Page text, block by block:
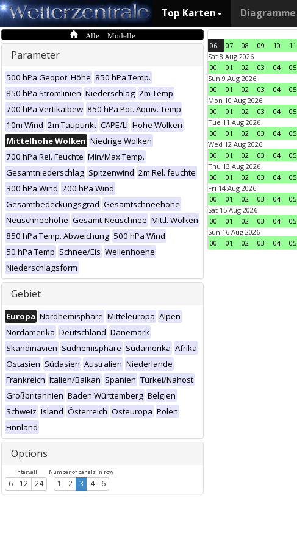
Top Karten Diagramme
Alle Modelle
Parameter
500 hPa Geopot. Höhe 850 hPa Temp.
850 hPa Stromlinien Niederschlag 2m Temp
700 hPa Vertikalbew 850 hPa Pot. Äquiv. Temp
10m Wind 2m Taupunkt CAPE/LI Hohe Wolken
Mittelhohe Wolken Niedrige Wolken
700 hPa Rel. Feuchte Min/Max Temp.
Gesamtniederschlag Spitzenwind 2m Rel. feuchte
300 hPa Wind 200 hPa Wind
Gesamtbedeckungsgrad Gesamtschneehöhe
Neuschneehöhe Gesamt-Neuschnee Mittl. Wolken
850 hPa Temp. Abweichung 500 hPa Wind
50 hPa Temp Schnee/Eis Wellenhoehe
Niederschlagsform
Gebiet
Europa Nordhemisphäre Mitteleuropa Alpen
Nordamerika Deutschland Dänemark
Skandinavien Südhemisphäre Südamerika Afrika
Ostasien Südasien Australien Niederlande
Frankreich Italien/Balkan Spanien Türkei/Nahost
Großbritannien Baden Württemberg Belgien
Schweiz Island Österreich Osteuropa Polen
Finnland
Options
Intervall
6 12 24
Number of panels in row
1 2 3 4 6
06 07 08 09 10 11
Sat 8 Aug 2026
00
01 02 03 04 05
Sun 9 Aug 2026
00
01 02 03 04 05
Mon 10 Aug 2026
00
01 02 03 04 05
Tue 11 Aug 2026
00
01 02 03 04 05
Wed 12 Aug 2026
00
01 02 03 04 05
Thu 13 Aug 2026
00
01 02 03 04 05
Fri 14 Aug 2026
00
01 02 03 04 05
Sat 15 Aug 2026
00
01 02 03 04 05
Sun 16 Aug 2026
00
01 02 03 04 05